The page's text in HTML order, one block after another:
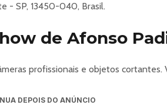
- SP, 13450-040, Brasil.
de Afonso
profissionais e objetos cortantes.
DEPOIS DO ANÚNCIO